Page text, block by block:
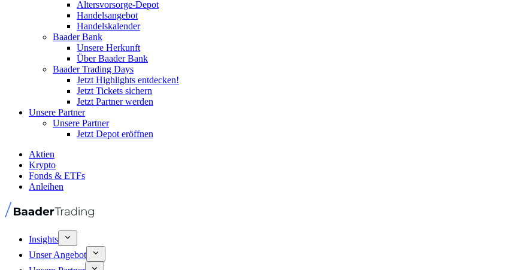
Altersvorsorge-Depot
Handelsangebot
Handelskalender
Baader Bank
Unsere Herkunft
Über Baader Bank
Baader Trading Days
Jetzt Highlights entdecken!
Jetzt Tickets sichern
Jetzt Partner werden
Unsere Partner
Unsere Partner
Jetzt Depot eröffnen
Aktien
Krypto
Fonds & ETFs
Anleihen
Insights
Unser Angebot